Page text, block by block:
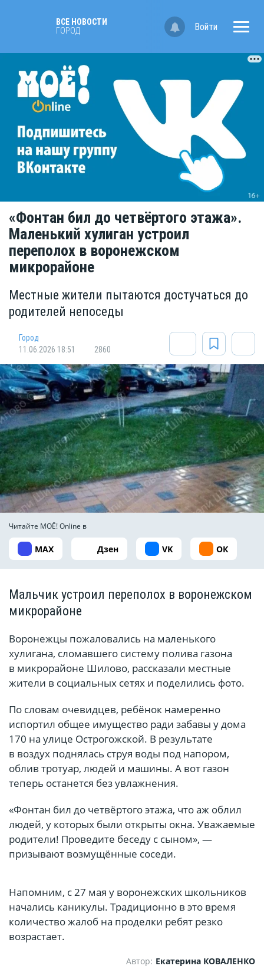
ВСЕ НОВОСТИ
ГОРОД
Войти
«Фонтан бил до четвёртого этажа».
Маленький хулиган устроил
переполох в воронежском
микрорайоне
Местные жители пытаются достучаться до
родителей непоседы
Город
11.06.2026 18:51
2860
Читайте МОЁ! Online в
MAX Дзен VK ОК
Мальчик устроил переполох в воронежском
микрорайоне
Воронежцы пожаловались на маленького
хулигана, сломавшего систему полива газона
в микрорайоне Шилово, рассказали местные
жители в социальных сетях и поделились фото.
По словам очевидцев, ребёнок намеренно
испортил общее имущество ради забавы у дома
170 на улице Острогожской. В результате
в воздух поднялась струя воды под напором,
облив тротуар, людей и машины. А вот газон
теперь останется без увлажнения.
«Фонтан бил до четвёртого этажа, что аж облил
людей, у которых были открыты окна. Уважаемые
родители! Проведите беседу с сыном», —
призывают возмущённые соседи.
Напомним, с 27 мая у воронежских школьников
начались каникулы. Традиционно в это время
количество жалоб на проделки ребят резко
возрастает.
Автор: Екатерина КОВАЛЕНКО